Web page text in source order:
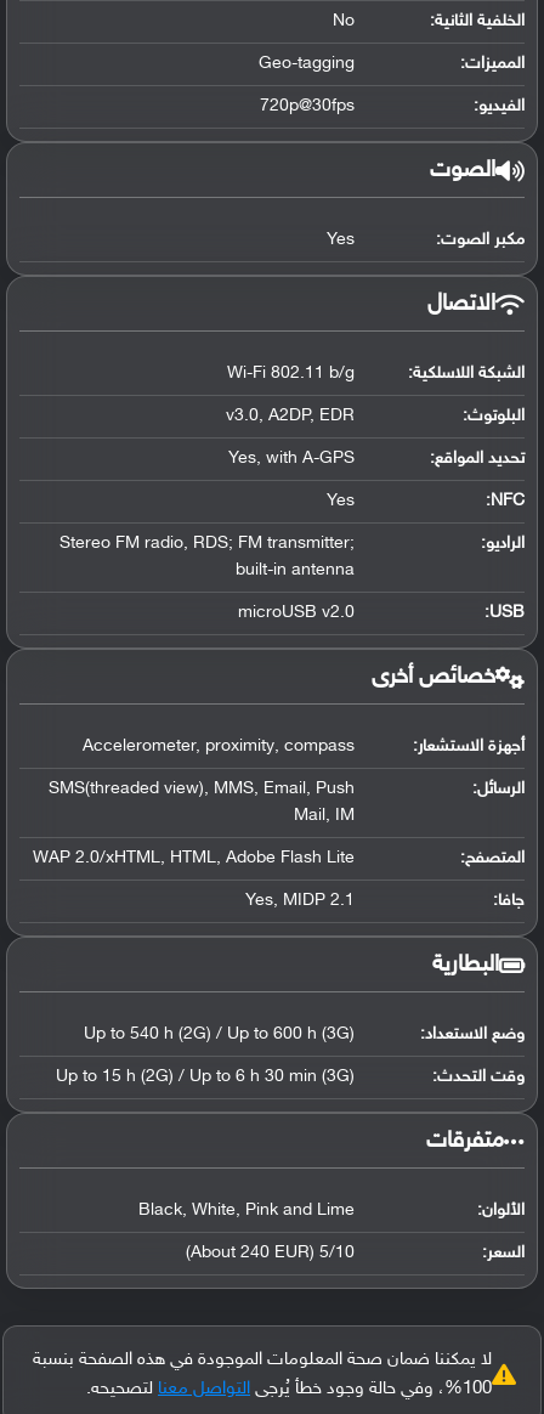
الخلفية الثانية: No
المميزات: Geo-tagging
الفيديو: 720p@30fps
الصوت
مكبر الصوت: Yes
الاتصال
الشبكة اللاسلكية: Wi-Fi 802.11 b/g
البلوتوث:
v3.0, A2DP, EDR
تحديد المواقع:
Yes, with A-GPS
NFC
:
Yes
الراديو:
Stereo FM radio, RDS; FM transmitter;
built-in antenna
USB
:
microUSB v2.0
خصائص أخرى
أجهزة الاستشعار: Accelerometer, proximity, compass
الرسائل:
SMS(threaded view), MMS, Email, Push
Mail, IM
المتصفح: WAP 2.0/xHTML, HTML, Adobe Flash Lite
جافا: Yes, MIDP 2.1
البطارية
وضع الاستعداد: Up to 540 h (2G) / Up to 600 h (3G)
وقت التحدث: Up to 15 h (2G) / Up to 6 h 30 min (3G)
‏متفرقات‏
الألوان: Black, White, Pink and Lime
السعر: 5/10 (About 240 EUR)
لا يمكننا ضمان صحة المعلومات الموجودة في هذه الصفحة بنسبة
100%، وفي حالة وجود خطأ يُرجى
التواصل معنا لتصحيحه.